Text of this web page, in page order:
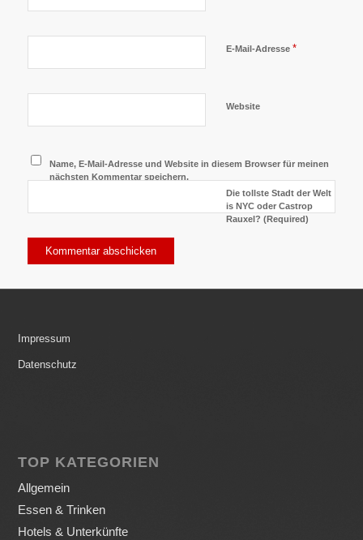
E-Mail-Adresse *
Website
Name, E-Mail-Adresse und Website in diesem Browser für meinen
nächsten Kommentar speichern.
Die tollste Stadt der Welt
is NYC oder Castrop
Rauxel? (Required)
Impressum
Datenschutz
TOP KATEGORIEN
Allgemein
Essen & Trinken
Hotels & Unterkünfte